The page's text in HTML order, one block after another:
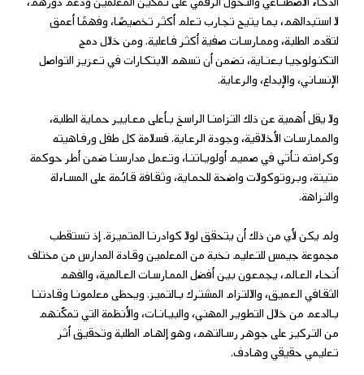
لا استبدالهم، بما يتيح تجارب تعلم أكثر تخصيصًا، وفهمًا أعمق
لتقدم الطلبة، وممارسات صفية أكثر فاعلية. ومن خلال دمج
التكنولوجيا بعناية، نضمن أن تسهم الابتكارات في تعزيز التواصل
الإنساني، والإبداع، والرعاية.
ولا يقل أهمية عن ذلك التزامنا الراسخ بأعلى معايير حماية الطلبة،
والممارسات الأخلاقية، وجودة الرعاية. فسلامة كل طفل ورفاهيته
وكرامته تأتي في صميم أولوياتنا، وتعمل مدارسنا ضمن أطر حوكمة
متينة، وبروتوكولات واضحة للحماية، وثقافة قائمة على المساءلة
والنزاهة.
ولم يكن لأي من ذلك أن يتحقق لولا كوادرنا المتميزة. إذ تستقطب
مجموعة جيمس للتعليم نخبة من المعلمين وقادة المدارس من مختلف
أنحاء العالم، يجمعون بين أفضل الممارسات العالمية، والفهم
الثقافي العميق، والالتزام المشترك بالتميز. ويحظى معلمونا وقادتنا
بالدعم من خلال التطوير المهني، والبيانات، والأنظمة التي تمكّنهم
من التركيز على جوهر رسالتهم، وهو إلهام الطلبة وتحقيق أثر
تعليمي حقيقي وهادف.